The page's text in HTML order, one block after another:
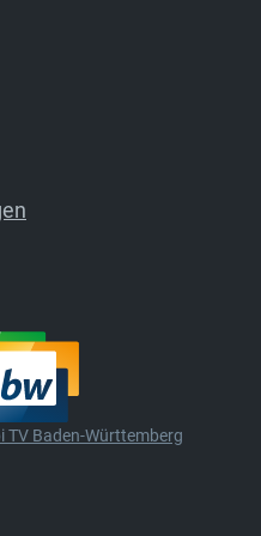
TV Baden-Württemberg